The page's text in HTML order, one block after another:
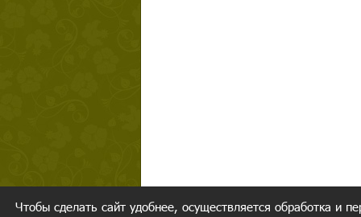
Чтобы сделать сайт удобнее, осуществляется обработка и